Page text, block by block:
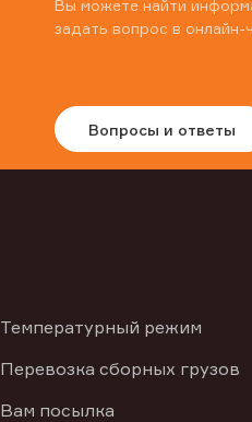
Вы можете найти
задать вопрос в онлайн-
Вопросы и ответы
Температурный режим
Перевозка сборных грузов
Вам посылка